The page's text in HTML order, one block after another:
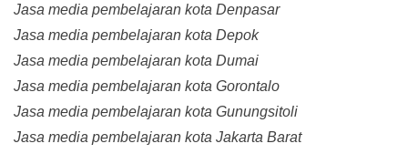
Jasa media pembelajaran kota Denpasar
Jasa media pembelajaran kota Depok
Jasa media pembelajaran kota Dumai
Jasa media pembelajaran kota Gorontalo
Jasa media pembelajaran kota Gunungsitoli
Jasa media pembelajaran kota Jakarta Barat